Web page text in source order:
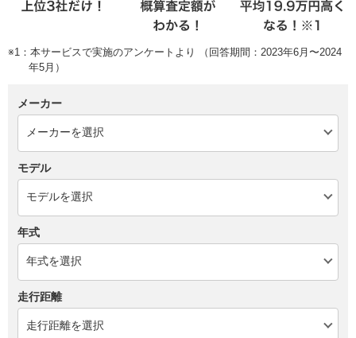
※1：本サービスで実施のアンケートより （回答期間：2023年6月〜2024
年5月）
メーカー
モデル
年式
走行距離